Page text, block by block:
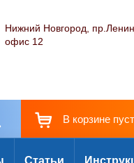
Нижний Новгород,
офис 12
В корзине
Статьи